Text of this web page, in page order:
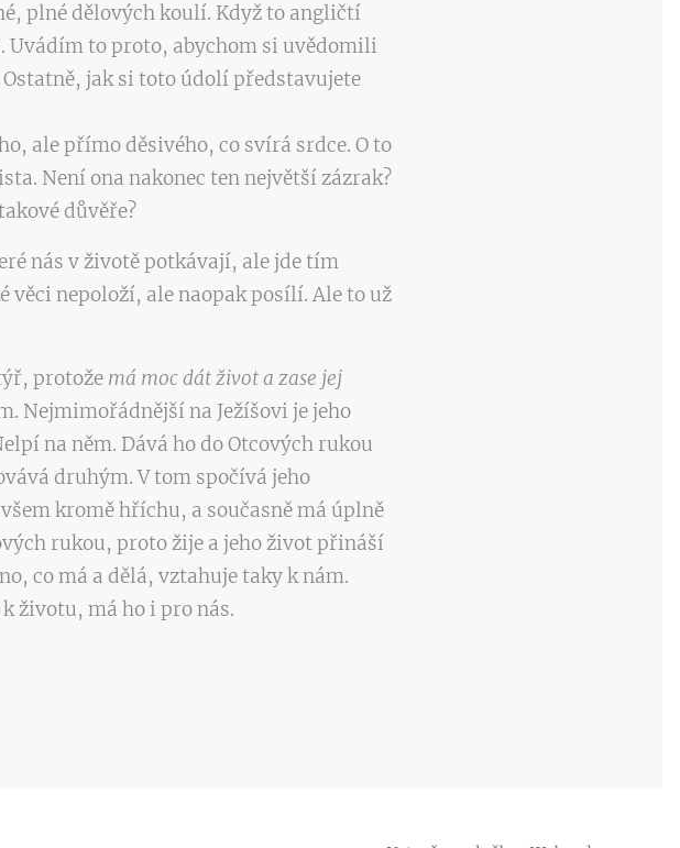
plné dělových koulí. Když to angličtí
to proto, abychom si uvědomili
jak si toto údolí představujete
ale přímo děsivého, co svírá srdce. O to
Není ona nakonec ten největší zázrak?
důvěře?
nás v životě potkávají, ale jde tím
věci nepoloží, ale naopak posílí. Ale to už
protože má moc dát život a zase jej
Nejmimořádnější na Ježíšovi je jeho
na něm. Dává ho do Otcových rukou
druhým. V tom spočívá jeho
kromě hříchu, a současně má úplně
rukou, proto žije a jeho život přináší
co má a dělá, vztahuje taky k nám.
životu, má ho i pro nás.